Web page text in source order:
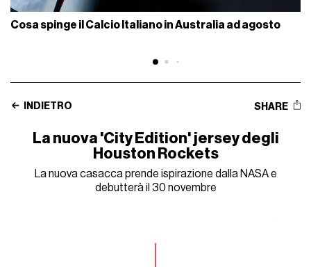
Cosa spinge il Calcio Italiano in Australia ad agosto
INDIETRO SHARE
La nuova 'City Edition' jersey degli
Houston Rockets
La nuova casacca prende ispirazione dalla NASA e
debutterà il 30 novembre